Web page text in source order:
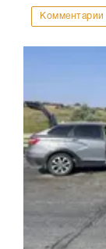
Комментарии